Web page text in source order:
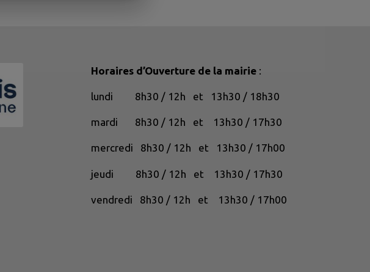
Horaires d’Ouverture de la mairie :
lundi 8h30 / 12h et 13h30 / 18h30
mardi 8h30 / 12h et 13h30 / 17h30
mercredi 8h30 / 12h et 13h30 / 17h00
jeudi 8h30 / 12h et 13h30 / 17h30
vendredi 8h30 / 12h et 13h30 / 17h00